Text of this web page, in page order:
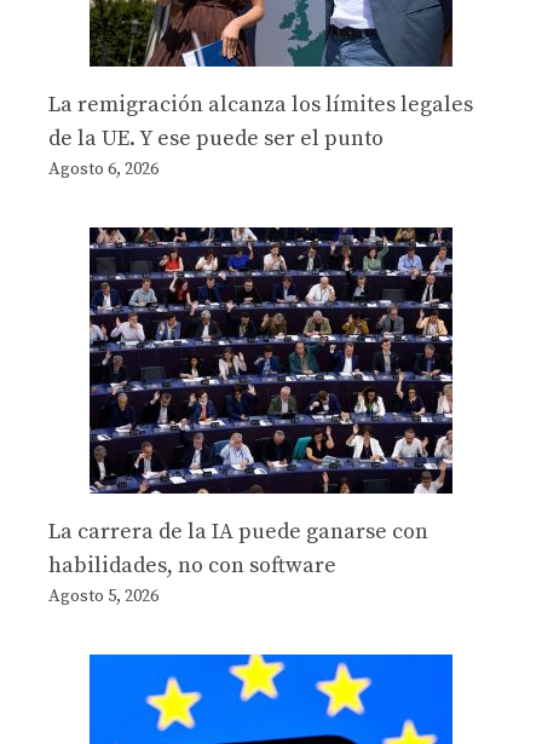
La remigración alcanza los límites legales
de la UE. Y ese puede ser el punto
Agosto 6, 2026
La carrera de la IA puede ganarse con
habilidades, no con software
Agosto 5, 2026